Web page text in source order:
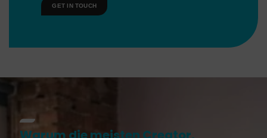
GET IN TOUCH